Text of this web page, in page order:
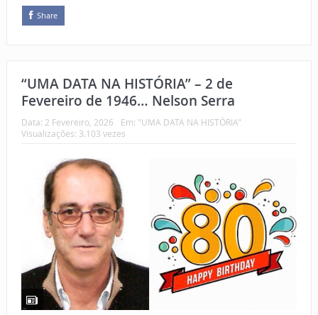
Share
“UMA DATA NA HISTÓRIA” – 2 de
Fevereiro de 1946… Nelson Serra
Data: 2 Fevereiro, 2026 Em: "UMA DATA NA HISTÓRIA"
Visualizações: 3.103 vezes